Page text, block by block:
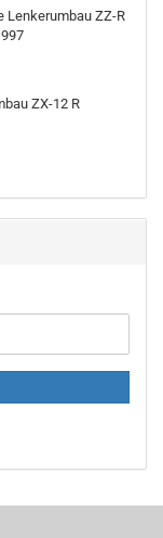
Lenkerumbau ZZ-R
ZX-12 R